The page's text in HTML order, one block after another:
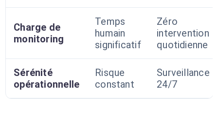
Charge de
monitoring
Temps
humain
significatif
Zéro
intervention
quotidienne
Sérénité
opérationnelle
Risque
constant
Surveillance
24/7